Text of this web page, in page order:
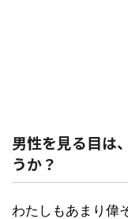
男性を見る目は
うか？
わたしもあまり偉